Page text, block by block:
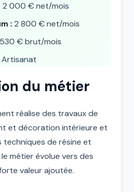
2 000 € net/mois
: 2 800 € net/mois
€ brut/mois
Artisanat
du métier
réalise des travaux de
et décoration intérieure et
techniques de résine et
métier évolue vers des
valeur ajoutée.